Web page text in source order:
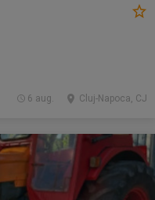
Cluj-Napoca, CJ
6 aug.